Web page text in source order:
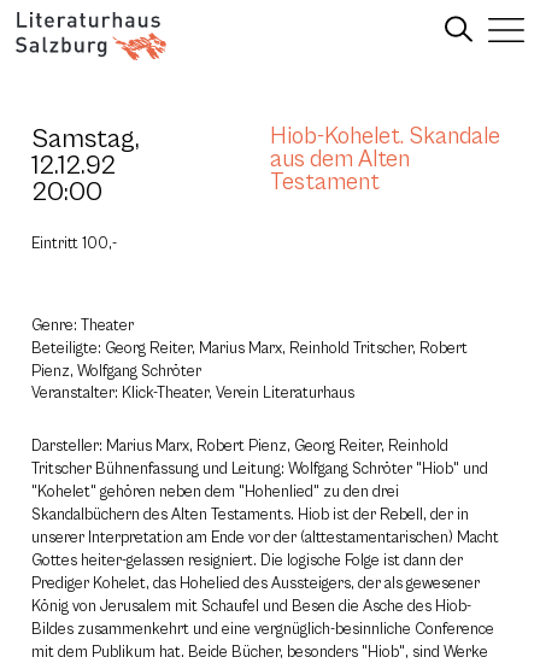
Samstag,
12.12.92
20:00
Hiob-Kohelet. Skandale
aus dem Alten
Testament
Eintritt 100,-
Genre: Theater
Beteiligte: Georg Reiter, Marius Marx, Reinhold Tritscher, Robert
Pienz, Wolfgang Schröter
Veranstalter: Klick-Theater, Verein Literaturhaus
Darsteller: Marius Marx, Robert Pienz, Georg Reiter, Reinhold
Tritscher Bühnenfassung und Leitung: Wolfgang Schröter "Hiob" und
"Kohelet" gehören neben dem "Hohenlied" zu den drei
Skandalbüchern des Alten Testaments. Hiob ist der Rebell, der in
unserer Interpretation am Ende vor der (alttestamentarischen) Macht
Gottes heiter-gelassen resigniert. Die logische Folge ist dann der
Prediger Kohelet, das Hohelied des Aussteigers, der als gewesener
König von Jerusalem mit Schaufel und Besen die Asche des Hiob-
Bildes zusammenkehrt und eine vergnüglich-besinnliche Conference
mit dem Publikum hat. Beide Bücher, besonders "Hiob", sind Werke